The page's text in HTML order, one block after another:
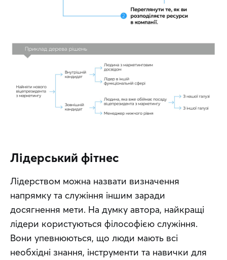
Лідерський фітнес
Лідерством можна назвати визначення
напрямку та служіння іншим заради
досягнення мети. На думку автора, найкращі
лідери користуються філософією служіння.
Вони упевнюються, що люди мають всі
необхідні знання, інструменти та навички для